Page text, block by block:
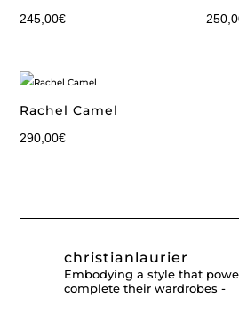
245,00€
Rachel Camel
290,00€
christianlaurier
Embodying a style that
complete their wardrobes -